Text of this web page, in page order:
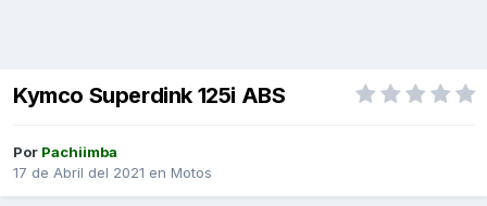
Kymco Superdink 125i ABS
Por Pachiimba
17 de Abril del 2021 en Motos